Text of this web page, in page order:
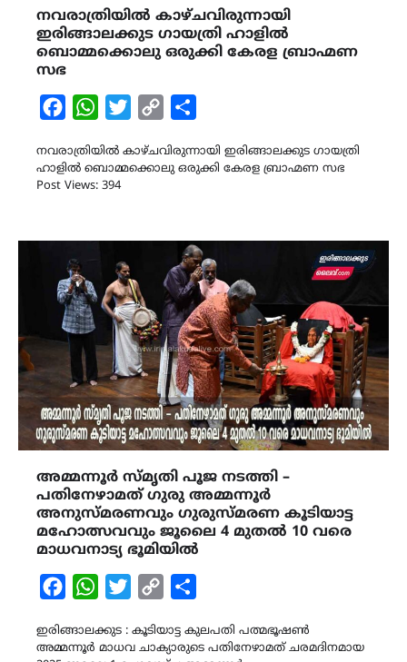
നവരാത്രിയിൽ കാഴ്ചവിരുന്നായി
ഇരിങ്ങാലക്കുട ഗായത്രി ഹാളിൽ
ബൊമ്മക്കൊലു ഒരുക്കി കേരള ബ്രാഹ്മണ
സഭ
FacebookWhatsAppTwitterCopy
നവരാത്രിയിൽ കാഴ്ചവിരുന്നായി ഇരിങ്ങാലക്കുട ഗായത്രി
ഹാളിൽ ബൊമ്മക്കൊലു ഒരുക്കി കേരള ബ്രാഹ്മണ സഭ
Post Views: 394
അമ്മന്നൂർ സ്മൃതി പൂജ നടത്തി –
പതിനേഴാമത് ഗുരു അമ്മന്നൂർ
അനുസ്മരണവും ഗുരുസ്മരണ കൂടിയാട്ട
മഹോത്സവവും ജൂലൈ 4 മുതൽ 10 വരെ
മാധവനാട്യ ഭൂമിയിൽ
FacebookWhatsAppTwitterCopy
ഇരിങ്ങാലക്കുട : കൂടിയാട്ട കുലപതി പത്മഭൂഷൺ
അമ്മന്നൂർ മാധവ ചാക്യാരുടെ പതിനേഴാമത് ചരമദിനമായ